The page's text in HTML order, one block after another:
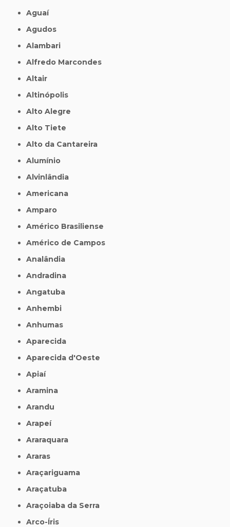
Aguaí
Agudos
Alambari
Alfredo Marcondes
Altair
Altinópolis
Alto Alegre
Alto Tiete
Alto da Cantareira
Alumínio
Alvinlândia
Americana
Amparo
Américo Brasiliense
Américo de Campos
Analândia
Andradina
Angatuba
Anhembi
Anhumas
Aparecida
Aparecida d'Oeste
Apiaí
Aramina
Arandu
Arapeí
Araraquara
Araras
Araçariguama
Araçatuba
Araçoiaba da Serra
Arco-Íris